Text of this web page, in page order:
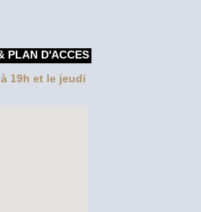
PLAN D'ACCES
19h et le jeudi